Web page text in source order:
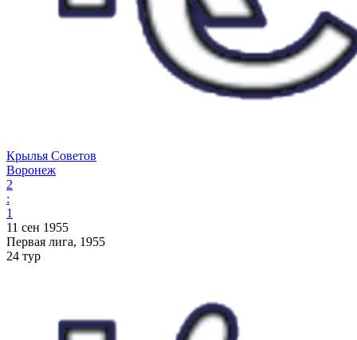
Крылья Советов
Воронеж
2
:
1
11 сен 1955
Первая лига, 1955
24 тур